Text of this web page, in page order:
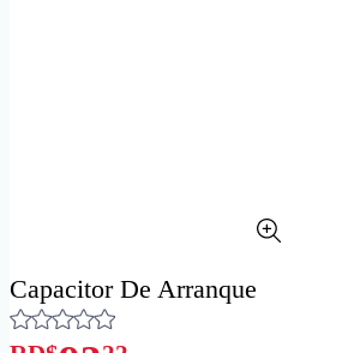
Capacitor De Arranque